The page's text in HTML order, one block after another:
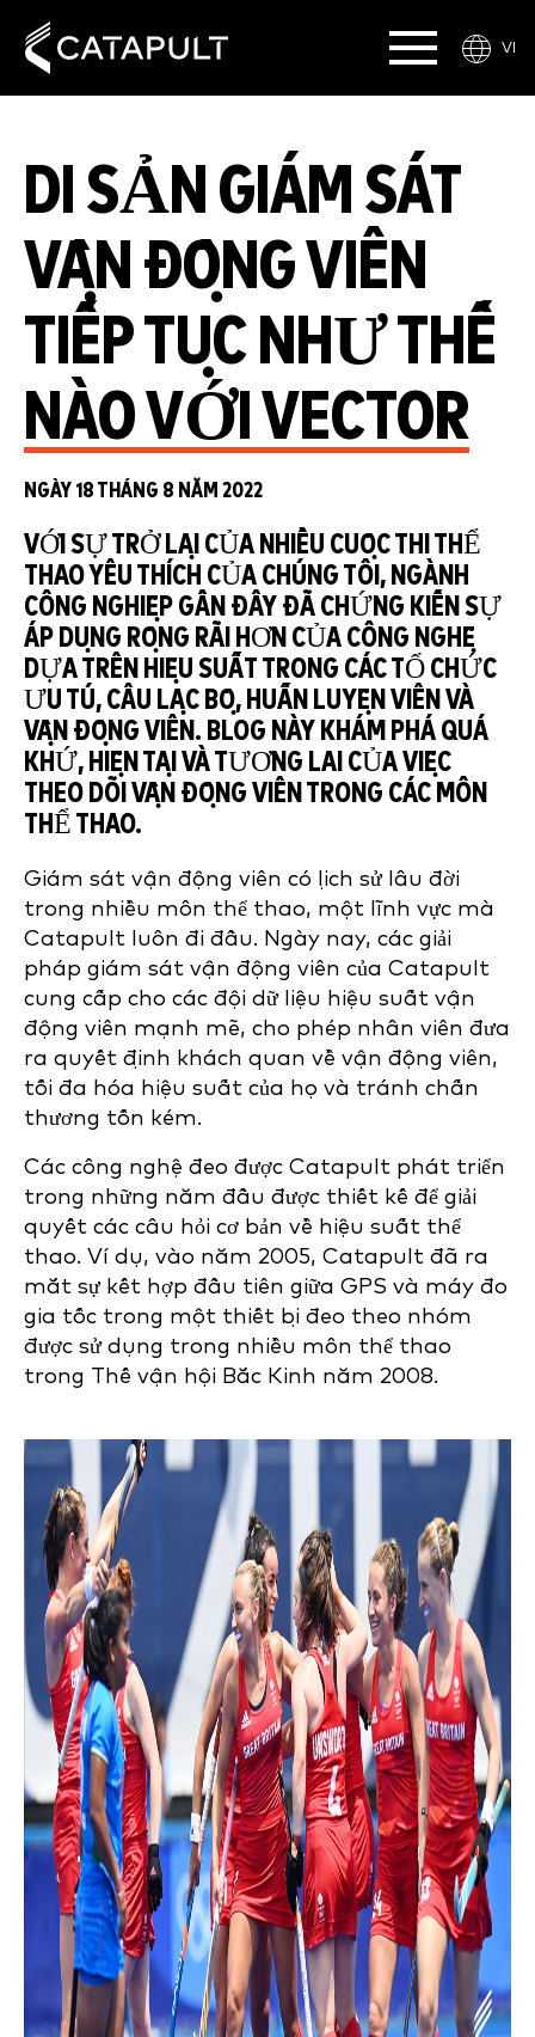
VI
DI SẢN GIÁM SÁT
VẬN ĐỘNG VIÊN
TIẾP TỤC NHƯ THẾ
NÀO VỚI VECTOR
NGÀY 18 THÁNG 8 NĂM 2022
VỚI SỰ TRỞ LẠI CỦA NHIỀU CUỘC THI THỂ
THAO YÊU THÍCH CỦA CHÚNG TÔI, NGÀNH
CÔNG NGHIỆP GẦN ĐÂY ĐÃ CHỨNG KIẾN SỰ
ÁP DỤNG RỘNG RÃI HƠN CỦA CÔNG NGHỆ
DỰA TRÊN HIỆU SUẤT TRONG CÁC TỔ CHỨC
ƯU TÚ, CÂU LẠC BỘ, HUẤN LUYỆN VIÊN VÀ
VẬN ĐỘNG VIÊN. BLOG NÀY KHÁM PHÁ QUÁ
KHỨ, HIỆN TẠI VÀ TƯƠNG LAI CỦA VIỆC
THEO DÕI VẬN ĐỘNG VIÊN TRONG CÁC MÔN
THỂ THAO.
Giám sát vận động viên có lịch sử lâu đời
trong nhiều môn thể thao, một lĩnh vực mà
Catapult luôn đi đầu. Ngày nay, các giải
pháp giám sát vận động viên của Catapult
cung cấp cho các đội dữ liệu hiệu suất vận
động viên mạnh mẽ, cho phép nhân viên đưa
ra quyết định khách quan về vận động viên,
tối đa hóa hiệu suất của họ và tránh chấn
thương tốn kém.
Các công nghệ đeo được Catapult phát triển
trong những năm đầu được thiết kế để giải
quyết các câu hỏi cơ bản về hiệu suất thể
thao. Ví dụ, vào năm 2005, Catapult đã ra
mắt sự kết hợp đầu tiên giữa GPS và máy đo
gia tốc trong một thiết bị đeo theo nhóm
được sử dụng trong nhiều môn thể thao
trong Thế vận hội Bắc Kinh năm 2008.